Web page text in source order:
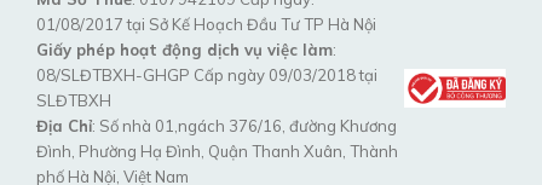
01/08/2017 tại Sở Kế Hoạch Đầu Tư TP Hà Nội
Giấy phép hoạt động dịch vụ việc làm:
08/SLĐTBXH-GHGP Cấp ngày 09/03/2018 tại
SLĐTBXH
Địa Chỉ: Số nhà 01,ngách 376/16, đường Khương
Đình, Phường Hạ Đình, Quận Thanh Xuân, Thành
phố Hà Nội, Việt Nam